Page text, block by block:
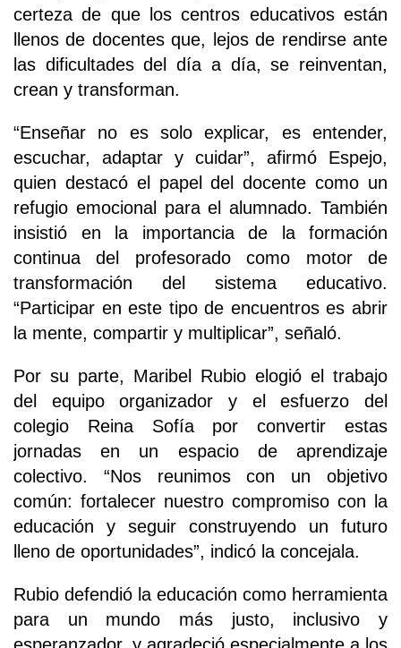
certeza de que los centros educativos están
llenos de docentes que, lejos de rendirse ante
las dificultades del día a día, se reinventan,
crean y transforman.
“Enseñar no es solo explicar, es entender,
escuchar, adaptar y cuidar”, afirmó Espejo,
quien destacó el papel del docente como un
refugio emocional para el alumnado. También
insistió en la importancia de la formación
continua del profesorado como motor de
transformación del sistema educativo.
“Participar en este tipo de encuentros es abrir
la mente, compartir y multiplicar”, señaló.
Por su parte, Maribel Rubio elogió el trabajo
del equipo organizador y el esfuerzo del
colegio Reina Sofía por convertir estas
jornadas en un espacio de aprendizaje
colectivo. “Nos reunimos con un objetivo
común: fortalecer nuestro compromiso con la
educación y seguir construyendo un futuro
lleno de oportunidades”, indicó la concejala.
Rubio defendió la educación como herramienta
para un mundo más justo, inclusivo y